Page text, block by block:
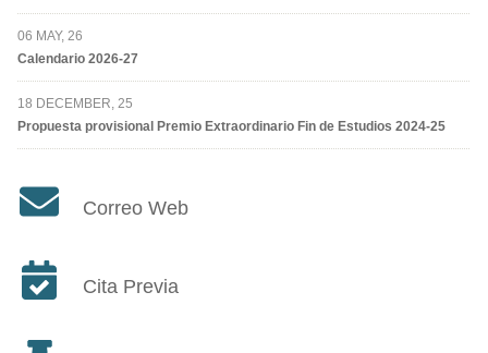
06 MAY, 26
Calendario 2026-27
18 DECEMBER, 25
Propuesta provisional Premio Extraordinario Fin de Estudios 2024-25
Correo Web
Cita Previa